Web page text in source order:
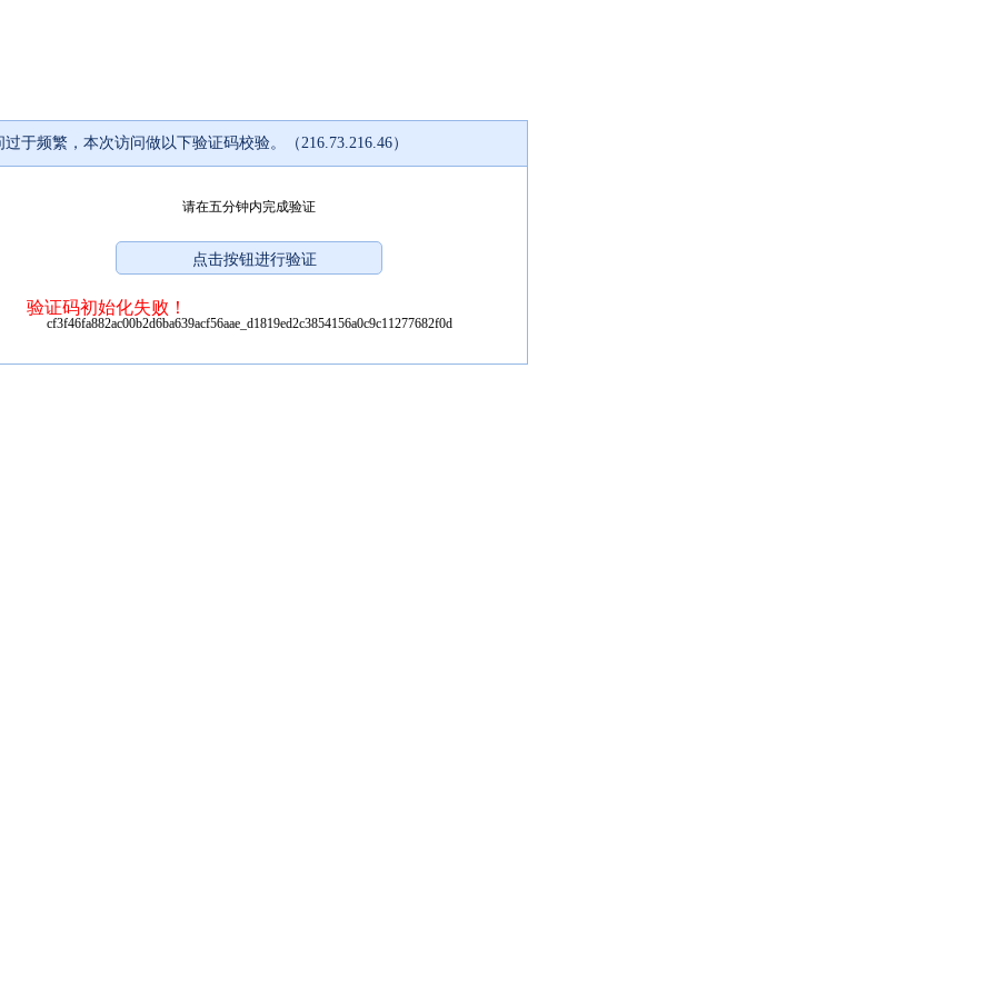
过于频繁，本次访问做以下验证码校验。（216.73.216.46）
请在五分钟内完成验证
验证码初始化失败！
cf3f46fa882ac00b2d6ba639acf56aae_d1819ed2c3854156a0c9c11277682f0d